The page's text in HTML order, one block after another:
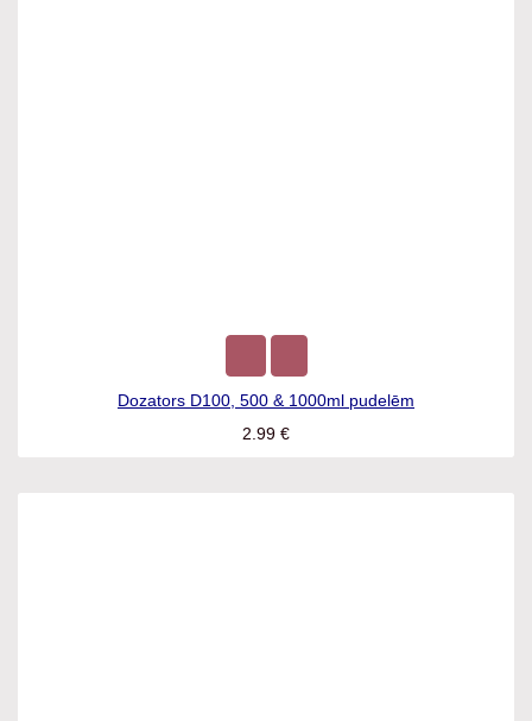
Dozators D100, 500 & 1000ml pudelēm
2.99€